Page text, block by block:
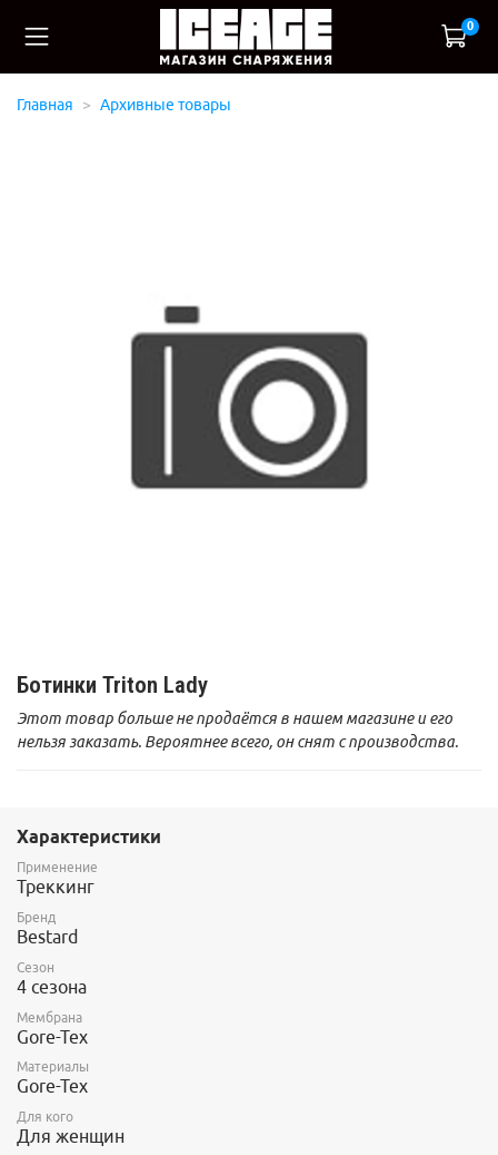
0
Главная Архивные товары
Ботинки Triton Lady
Этот товар больше не продаётся в нашем магазине и его
нельзя заказать. Вероятнее всего, он снят с производства.
Характеристики
Применение
Треккинг
Бренд
Bestard
Сезон
4 сезона
Мембрана
Gore-Tex
Материалы
Gore-Tex
Для кого
Для женщин